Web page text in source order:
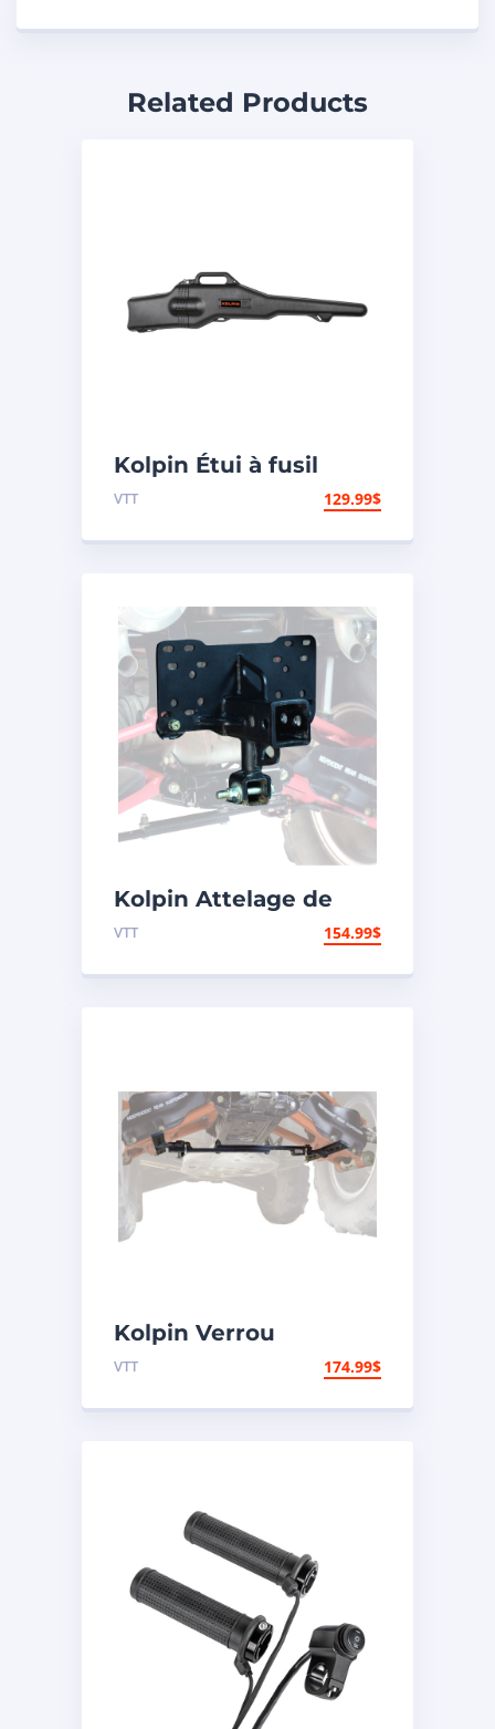
Related Products
Kolpin Étui à fusil
« Gun Boot IV »
VTT 129.99$
Kolpin Attelage de
remorque
VTT 154.99$
Kolpin Verrou
universel de
suspension arrière
indépendante
VTT 174.99$